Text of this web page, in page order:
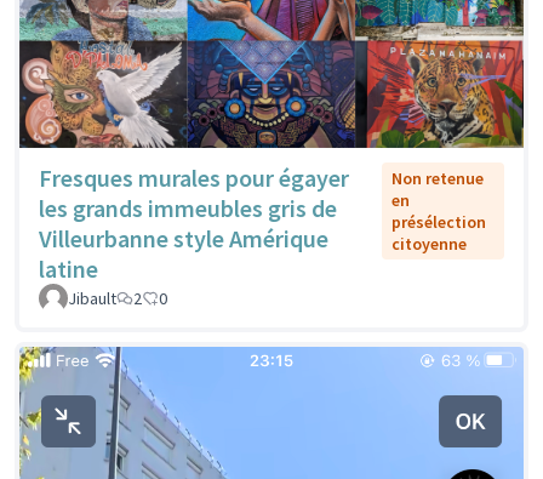
Fresques murales pour égayer
les grands immeubles gris de
Villeurbanne style Amérique
latine
Non retenue
en
présélection
citoyenne
Jibault 2 0